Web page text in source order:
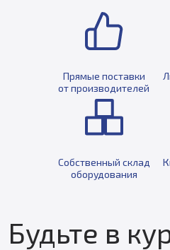
Прямые поставки
от производителей
Собственный склад
оборудования
Будьте в